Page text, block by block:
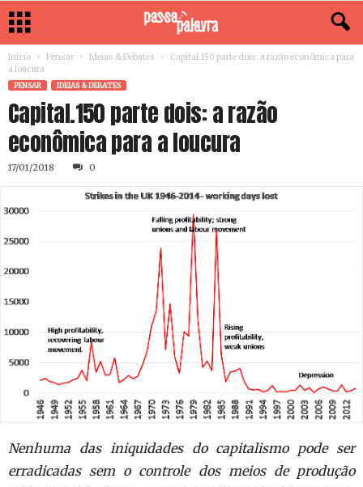
Início Pensar Ideias & Debates
Capital.150 parte dois: a razão econômica para
a loucura
PENSAR IDEIAS & DEBATES
Capital.150 parte dois: a razão
econômica para a loucura
17/01/2018 0
Nenhuma das iniquidades do capitalismo pode ser
erradicadas sem o controle dos meios de produção